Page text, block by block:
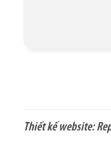
Thiết kế website: